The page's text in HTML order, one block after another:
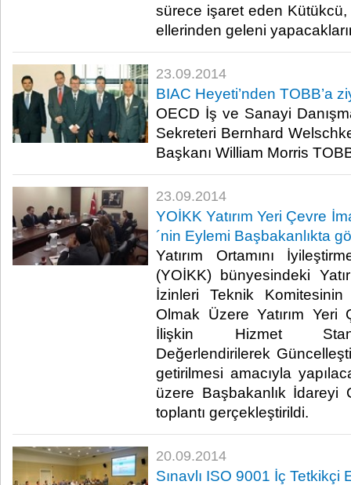
sürece işaret eden Kütükcü,
ellerinden geleni
23.09.2014
BIAC Heyeti’nden TOBB’a
OECD İş ve Sanayi
Sekreteri Bernhard
Başkanı William Morris
23.09.2014
YOİKK Yatırım Yeri Çevre
´nin Eylemi Başbakanlıkta
Yatırım Ortamını
(YOİKK) bünyesindeki
İzinleri Teknik
Olmak Üzere Yatırım
İlişkin Hizmet
Değerlendirilerek
getirilmesi amacıyla
üzere Başbakanlık İdareyi
toplantı gerçekleştirildi.​
20.09.2014
Sınavlı ISO 9001 İç Tetkikçi